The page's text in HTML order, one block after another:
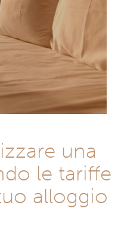
una
le tariffe
alloggio